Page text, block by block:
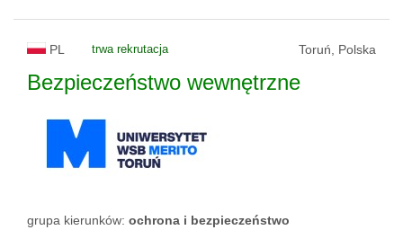
PL trwa rekrutacja Toruń, Polska
Bezpieczeństwo wewnętrzne
grupa kierunków: ochrona i bezpieczeństwo